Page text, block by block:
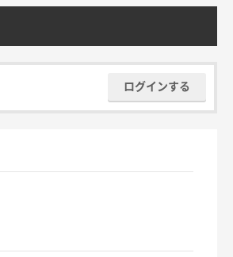
ログインする